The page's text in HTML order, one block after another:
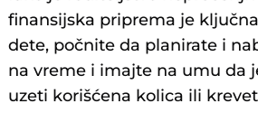
finansijska priprema je
dete, počnite da planirate i
na vreme i imajte na umu da
uzeti korišćena kolica ili